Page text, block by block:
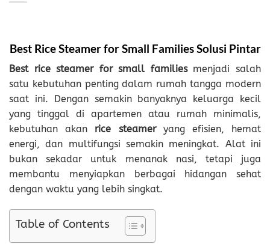
Best Rice Steamer for Small Families Solusi Pintar
Best rice steamer for small familiesmenjadi salah
satu kebutuhan penting dalam rumah tangga modern
saat ini. Dengan semakin banyaknya keluarga kecil
yang tinggal di apartemen atau rumah minimalis,
kebutuhan akan rice steameryang efisien, hemat
energi, dan multifungsi semakin meningkat. Alat ini
bukan sekadar untuk menanak nasi, tetapi juga
membantu menyiapkan berbagai hidangan sehat
dengan waktu yang lebih singkat.
Table of Contents